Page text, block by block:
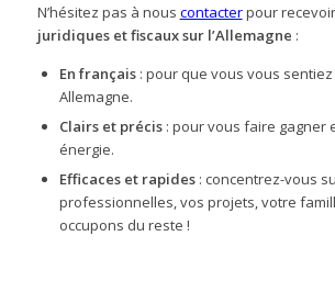
N’hésitez pas à nous contacterpour
juridiques et fiscaux sur l’Allemagne :
En français: pour que vous vous sentiez
Allemagne.
Clairs et précis: pour vous faire gagner
énergie.
Efficaces et rapides: concentrez-vous
professionnelles, vos projets, votre
occupons du reste !